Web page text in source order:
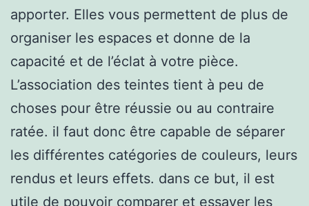
apporter. Elles vous permettent de plus de
organiser les espaces et donne de la
capacité et de l’éclat à votre pièce.
L’association des teintes tient à peu de
choses pour être réussie ou au contraire
ratée. il faut donc être capable de séparer
les différentes catégories de couleurs, leurs
rendus et leurs effets. dans ce but, il est
utile de pouvoir comparer et essayer les